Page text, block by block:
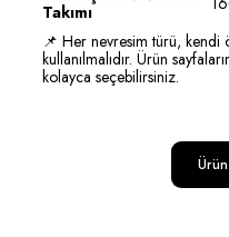
Takımı
📌 Her nevresim türü, kendi
kullanılmalıdır. Ürün
kolayca seçebilirsiniz.